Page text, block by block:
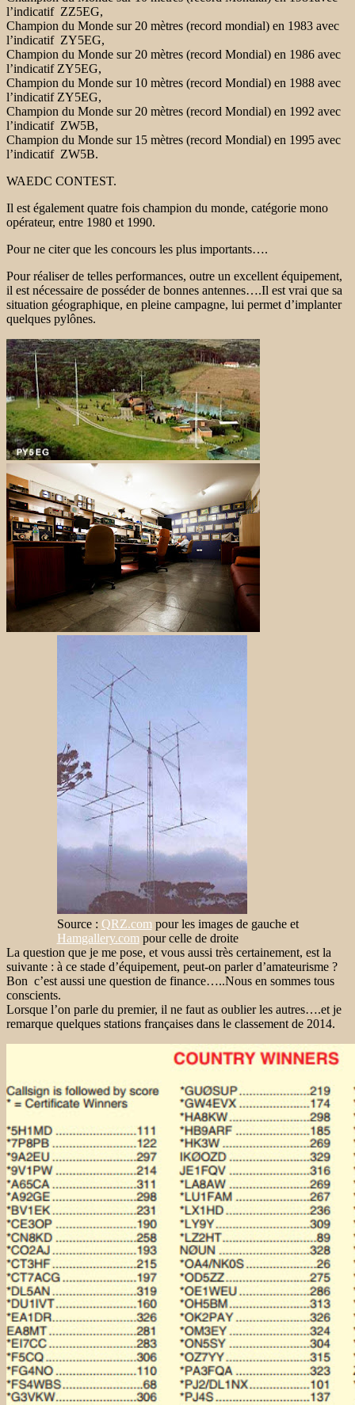
l’indicatif ZZ5EG,
Champion du Monde sur 20 mètres (record mondial) en 1983 avec
l’indicatif ZY5EG,
Champion du Monde sur 20 mètres (record Mondial) en 1986 avec
l’indicatif ZY5EG,
Champion du Monde sur 10 mètres (record Mondial) en 1988 avec
l’indicatif ZY5EG,
Champion du Monde sur 20 mètres (record Mondial) en 1992 avec
l’indicatif ZW5B,
Champion du Monde sur 15 mètres (record Mondial) en 1995 avec
l’indicatif ZW5B.
WAEDC CONTEST.
Il est également quatre fois champion du monde, catégorie mono
opérateur, entre 1980 et 1990.
Pour ne citer que les concours les plus importants….
Pour réaliser de telles performances, outre un excellent équipement,
il est nécessaire de posséder de bonnes antennes….Il est vrai que sa
situation géographique, en pleine campagne, lui permet d’implanter
quelques pylônes.
Source : QRZ.com pour les images de gauche et
Hamgallery.com pour celle de droite
La question que je me pose, et vous aussi très certainement, est la
suivante : à ce stade d’équipement, peut-on parler d’amateurisme ?
Bon c’est aussi une question de finance…..Nous en sommes tous
conscients.
Lorsque l’on parle du premier, il ne faut as oublier les autres….et je
remarque quelques stations françaises dans le classement de 2014.